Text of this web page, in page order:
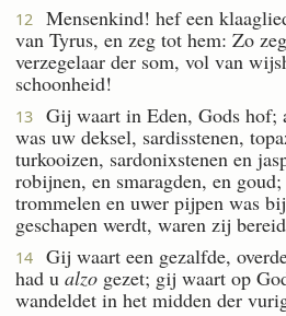
12
Mensenkind! hef een
van Tyrus, en zeg tot hem: Zo
verzegelaar der som, vol van
schoonheid!
13
Gij waart in Eden, Gods hof;
was uw deksel, sardisstenen,
turkooizen, sardonixstenen en
robijnen, en smaragden, en
trommelen en uwer pijpen was
geschapen werdt, waren zij
14
Gij waart een gezalfde,
had u alzo gezet; gij waart op
wandeldet in het midden der